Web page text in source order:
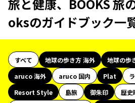
旅と健康、BOOKS 旅
oksのガイドブック一
すべて 地球の歩き方 海外
地球の歩
aruco 海外
aruco 国内 Plat
Resort Style
島旅 御朱印 歴史